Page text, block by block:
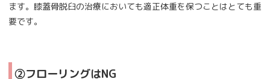
ます。膝蓋骨脱臼の治療においても適正体重を保つことはとても重
要です。
②フローリングはNG